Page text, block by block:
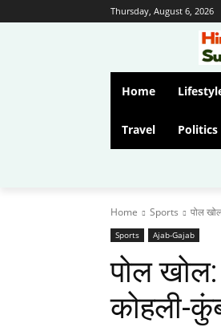
Thursday, August 6, 2026
Home
Travel Politics
Home Sports पोल
Sports Ajab-Gajab
पोल
कोहली-